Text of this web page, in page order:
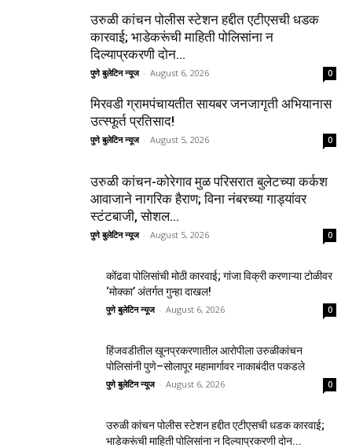
उरुळी कांचन पोलीस स्टेशन हद्दीत एटीएसची धडक
कारवाई; भाडेकरूंची माहिती पोलिसांना न
दिल्याप्रकरणी दोन...
पुणे बुलेटिन न्यूज - August 6, 2026 0
मिरवडी ग्रामपंचायतीत सायबर जनजागृती अभियानास
उत्स्फूर्त प्रतिसाद!
पुणे बुलेटिन न्यूज - August 5, 2026 0
उरुळी कांचन-कोरेगाव मुळ परिसरात बुलेटच्या कर्कश
आवाजाने नागरिक हैराण; विना नंबरच्या गाड्यांवर
स्टंटबाजी, सोशल...
पुणे बुलेटिन न्यूज - August 5, 2026 0
कोंढवा पोलिसांची मोठी कारवाई; गांजा विक्री करणाऱ्या टोळीवर
‘मोक्का’ अंतर्गत गुन्हा दाखल!
पुणे बुलेटिन न्यूज - August 6, 2026 0
हिंजवडीतील खूनप्रकरणातील आरोपीला उरुळीकांचन
पोलिसांनी पुणे–सोलापूर महामार्गावर नाकाबंदीत पकडले
पुणे बुलेटिन न्यूज - August 6, 2026 0
उरुळी कांचन पोलीस स्टेशन हद्दीत एटीएसची धडक कारवाई;
भाडेकरूंची माहिती पोलिसांना न दिल्याप्रकरणी दोन...